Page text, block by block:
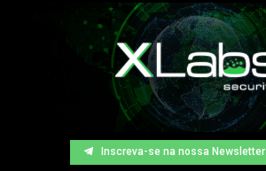
Inscreva-se na nossa Newsletter